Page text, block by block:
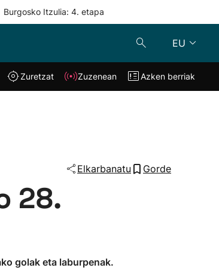
Burgosko Itzulia: 4. etapa
EU
Klisk Zuzenean
Zuretzat Zuzenean Azken berriak
Elkarbanatu Gorde
28.
golak eta laburpenak.